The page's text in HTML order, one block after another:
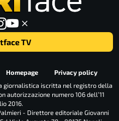
TV
Homepage
Privacy policy
giornalistica iscritta nel registro della
autorizzazione numero 106 dell’11
2016.
- Direttore editoriale Giovanni